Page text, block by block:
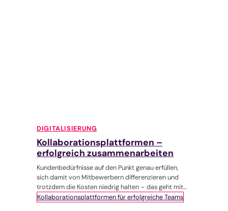
DIGITALISIERUNG
Kollaborationsplattformen –
erfolgreich zusammenarbeiten
Kundenbedürfnisse auf den Punkt genau erfüllen,
sich damit von Mitbewerbern differenzieren und
trotzdem die Kosten niedrig halten – das geht mit
einem 3D Produktkonfigurator, der sich perfekt in
Kollaborationsplattformen für erfolgreiche Teams